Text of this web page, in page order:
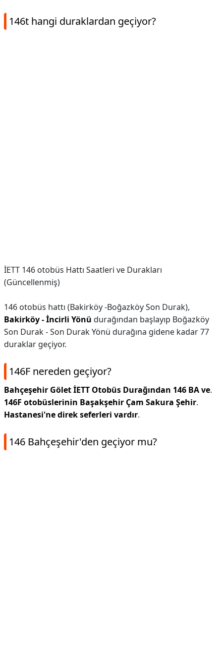
146t hangi duraklardan geçiyor?
İETT 146 otobüs Hattı Saatleri ve Durakları
(Güncellenmiş)
146 otobüs hattı (Bakirköy -Boğazköy Son Durak),
Bakirköy - İncirli Yönü durağından başlayıp Boğazköy
Son Durak - Son Durak Yönü durağına gidene kadar 77
duraklar geçiyor.
146F nereden geçiyor?
Bahçeşehir Gölet İETT Otobüs Durağından 146 BA ve.
146F otobüslerinin Başakşehir Çam Sakura Şehir.
Hastanesi'ne direk seferleri vardır.
146 Bahçeşehir'den geçiyor mu?